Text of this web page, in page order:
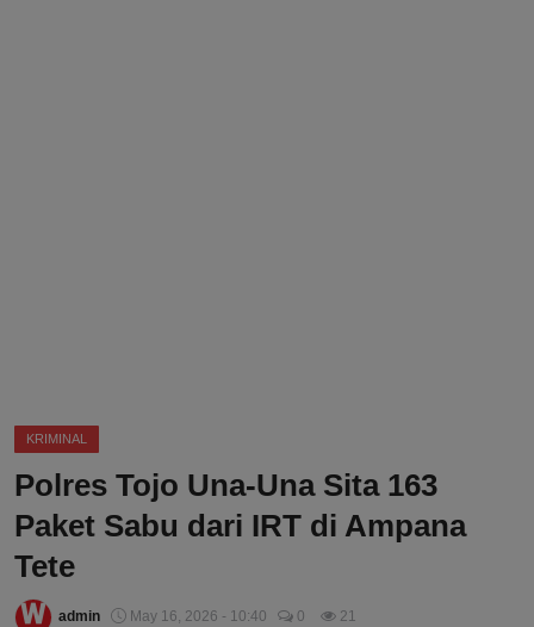
KRIMINAL
Polres Tojo Una-Una Sita 163
Paket Sabu dari IRT di Ampana
Tete
admin May 16, 2026 - 10:40 0 21